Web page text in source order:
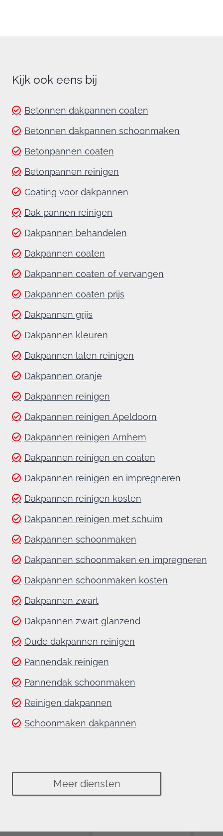
Kijk ook eens bij
Betonnen dakpannen coaten
Betonnen dakpannen schoonmaken
Betonpannen coaten
Betonpannen reinigen
Coating voor dakpannen
Dak pannen reinigen
Dakpannen behandelen
Dakpannen coaten
Dakpannen coaten of vervangen
Dakpannen coaten prijs
Dakpannen grijs
Dakpannen kleuren
Dakpannen laten reinigen
Dakpannen oranje
Dakpannen reinigen
Dakpannen reinigen Apeldoorn
Dakpannen reinigen Arnhem
Dakpannen reinigen en coaten
Dakpannen reinigen en impregneren
Dakpannen reinigen kosten
Dakpannen reinigen met schuim
Dakpannen schoonmaken
Dakpannen schoonmaken en impregneren
Dakpannen schoonmaken kosten
Dakpannen zwart
Dakpannen zwart glanzend
Oude dakpannen reinigen
Pannendak reinigen
Pannendak schoonmaken
Reinigen dakpannen
Schoonmaken dakpannen
Meer diensten